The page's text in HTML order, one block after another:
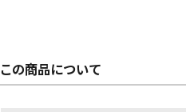
この商品について